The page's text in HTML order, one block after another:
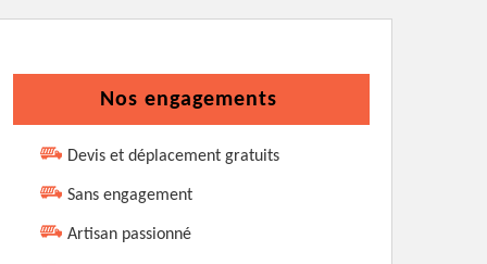
Nos engagements
Devis et déplacement gratuits
Sans engagement
Artisan passionné